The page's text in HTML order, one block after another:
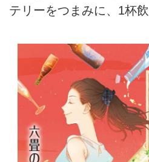
テリーをつまみに、1杯